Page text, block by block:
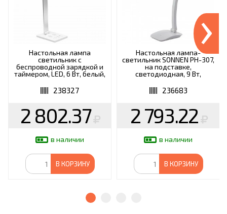
Настольная лампа
светильник с
беспроводной зарядкой и
таймером, LED, 6 Вт, белый,
238327
2 802.37
в наличии
В КОРЗИНУ
Настольная лампа-
светильник SONNEN PH-307,
на подставке,
светодиодная, 9 Вт,
236683
2 793.22
в наличии
В КОРЗИНУ
›